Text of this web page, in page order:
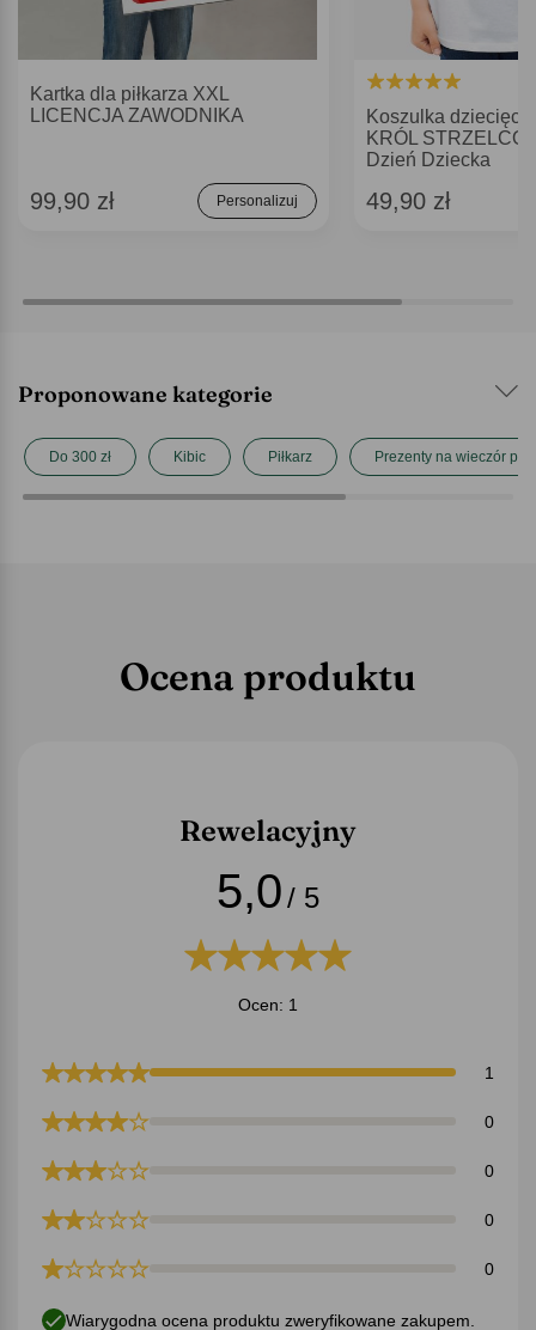
Kartka dla piłkarza XXL
LICENCJA ZAWODNIKA
99,90 zł Personalizuj
Koszulka
KRÓL
Dzień Dziecka
49,90 zł
Proponowane kategorie
Do 300 zł Kibic Piłkarz Prezenty na wieczór
Ocena produktu
Rewelacyjny
5,0/ 5
Ocen: 1
1
0
0
0
0
Wiarygodna ocena produktu zweryfikowane zakupem.